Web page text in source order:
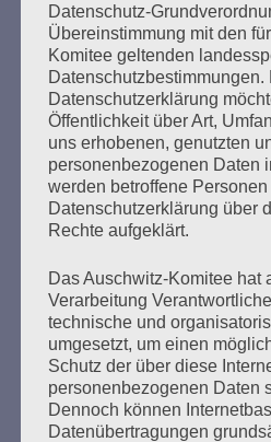
Ich habe versprochen:
Ich werde mein ganzes
es keine Faschisten, keine
Nirgendwo.
Esther Bejarano
SUCHEN
NACH:
Datenschutz-
Übereinstimmung mit den
Komitee geltenden
Datenschutzbestimmungen.
Datenschutzerklärung
Öffentlichkeit über Art,
uns erhobenen, genutzten
personenbezogenen Daten
werden betroffene
Datenschutzerklärung über
Rechte aufgeklärt.
Das Auschwitz-Komitee hat
Verarbeitung
technische und
umgesetzt, um einen
Schutz der über diese
personenbezogenen Daten
Dennoch können
Datenübertragungen